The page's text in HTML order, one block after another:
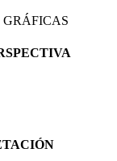
GRÁFICAS